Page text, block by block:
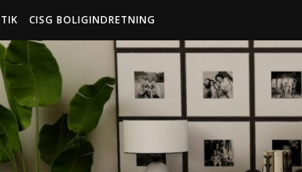
CISG BOLIGINDRETNING